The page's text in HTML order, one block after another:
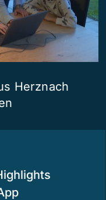
Herznach